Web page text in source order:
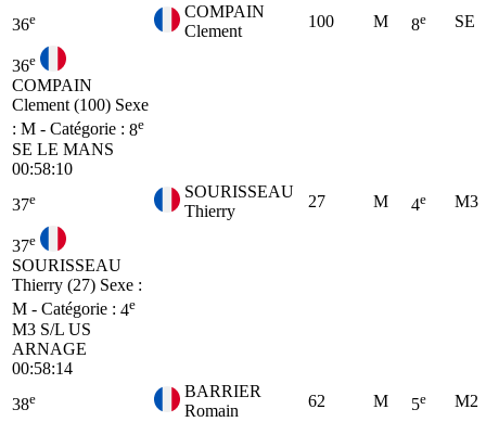
36e
COMPAIN
Clement
100 M 8e SE
36e
COMPAIN
Clement (100) Sexe
: M - Catégorie : 8e
SE LE MANS
00:58:10
37e
SOURISSEAU
Thierry
27 M 4e M3
37e
SOURISSEAU
Thierry (27) Sexe :
M - Catégorie : 4e
M3 S/L US
ARNAGE
00:58:14
38e
BARRIER
Romain
62 M 5e M2